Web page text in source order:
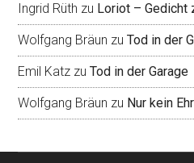
Ingrid Rüth zu Loriot – Gedicht
Wolfgang Bräun zuTod in der
Emil Katz zuTod in der Garage
Wolfgang Bräun zu Nur kein